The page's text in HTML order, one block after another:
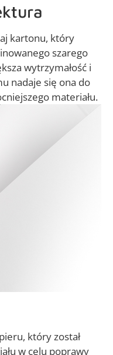
kartonu, który
szarego
wytrzymałość i
nadaje się ona do
materiału.
który został
w celu poprawy